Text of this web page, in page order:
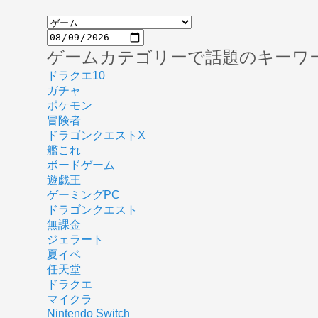
ゲームカテゴリーで話題のキーワ
ドラクエ10
ガチャ
ポケモン
冒険者
ドラゴンクエストX
艦これ
ボードゲーム
遊戯王
ゲーミングPC
ドラゴンクエスト
無課金
ジェラート
夏イベ
任天堂
ドラクエ
マイクラ
Nintendo Switch